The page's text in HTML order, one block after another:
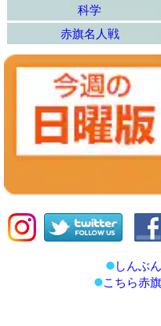
科学
赤旗名人戦
しんぶ
こちら赤